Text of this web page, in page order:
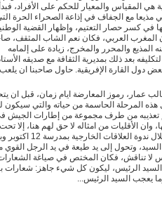
هي المقياس والمعيار للحكم على الأفراد،
مذيعا مع الجفاف في إذاعة الصحراء الحرة
في كسر حصار التعتيم، وإظهار القضية
المغرب العربي، فكان نعم الشاب المثقف،
المذيع والمحرر والمخرج، زيادة على إلمامه
بعد ذلك بمديرية الثقافة مع صديقه
دول القارة الإفريقية. حاول صاحبنا ان
عمار، رموز المعارضة ايام زمان، قبل ان
المرحلة الحاسمة من حياته والتي سيكون
تم تعذيبه من طرف مجموعة من إطارات الجيش
وان الأقليات من امثاله لا حق لهم هنا، إلا
أحد الكبار قبليا وتموقعا في السلطة، فقدم نقده الذاتي
وتحول إلى يد طيعة في يد الرجل القوي
لا تناقش، فكان المختص في صياغة
الرئيس، ليكون كل شيء جاهز: شعارات
يعجب السيد الرئيس...